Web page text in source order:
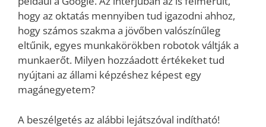
hogy az oktatás mennyiben tud igazodni ahhoz,
hogy számos szakma a jövőben valószínűleg
eltűnik, egyes munkakörökben robotok váltják a
munkaerőt. Milyen hozzáadott értékeket tud
nyújtani az állami képzéshez képest egy
magánegyetem?
A beszélgetés az alábbi lejátszóval indítható!